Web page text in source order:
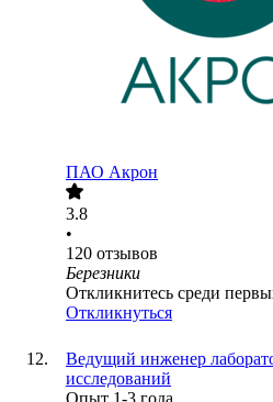
ПАО Акрон
3.8
•
120 отзывов
Березники
Откликнитесь среди
Откликнуться
Ведущий инженер
исследований